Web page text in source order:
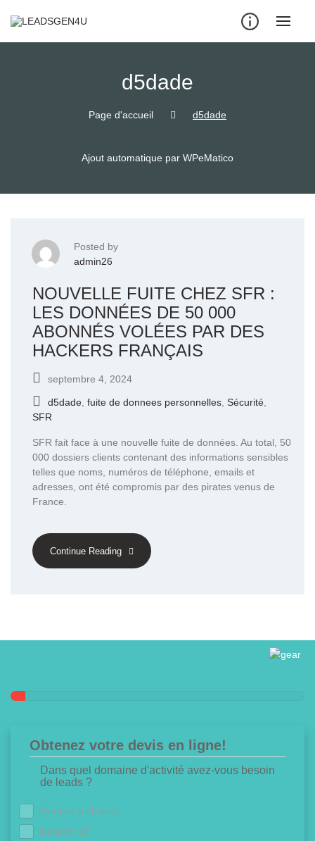
d5dade
Page d'accueil d5dade
Ajout automatique par WPeMatico
Posted by
admin26
NOUVELLE FUITE CHEZ SFR :
LES DONNÉES DE 50 000
ABONNÉS VOLÉES PAR DES
HACKERS FRANÇAIS
septembre 4, 2024
d5dade fuite de donnees personnelles Sécurité
SFR
SFR fait face à une nouvelle fuite de données. Au total, 50
000 dossiers clients contenant des informations sensibles
telles que noms, numéros de téléphone, emails et
adresses, ont été compromis par des pirates venus de
France.
Continue Reading
Obtenez votre devis en ligne!
Dans quel domaine d'activité avez-vous besoin
de leads ?
Pompes à chaleur
Isolation 1€